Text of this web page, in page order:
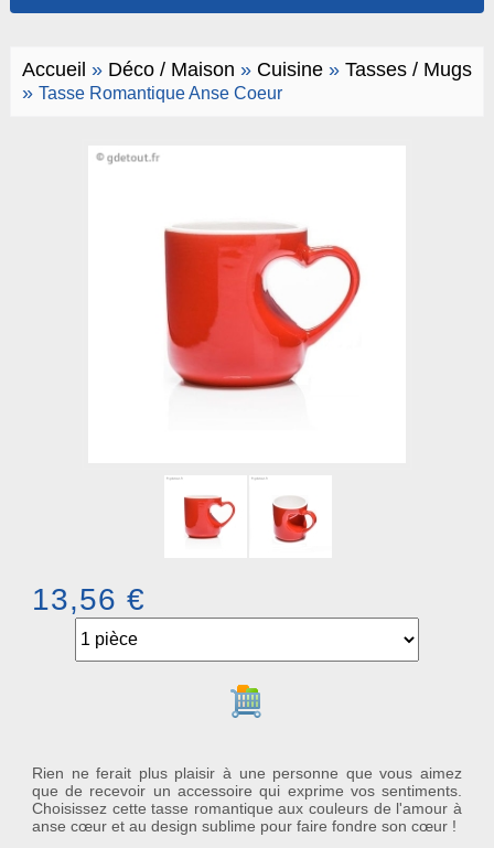
Accueil » Déco / Maison » Cuisine» Tasses / Mugs
» Tasse Romantique Anse Coeur
13,56 €
Ajouter au panier
Rien ne ferait plus plaisir à une personne que vous aimez
que de recevoir un accessoire qui exprime vos sentiments.
Choisissez cette tasse romantique aux couleurs de l'amour à
anse cœur et au design sublime pour faire fondre son cœur !